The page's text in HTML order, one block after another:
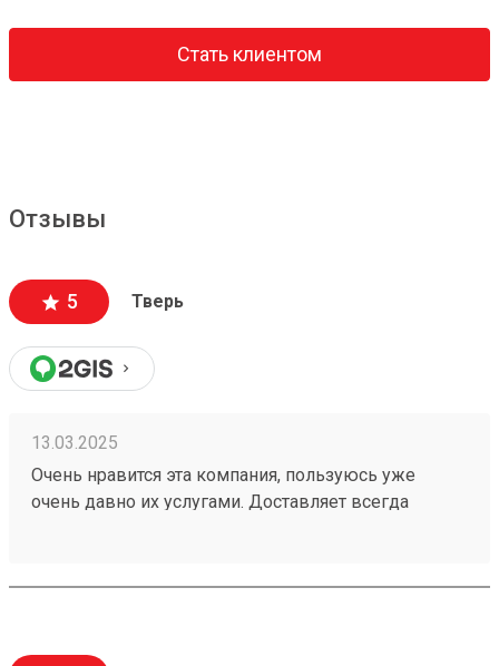
Стать клиентом
Отзывы
5 Тверь
13.03.2025
Очень нравится эта компания, пользуюсь уже
очень давно их услугами. Доставляет всегда
крайне редко), в общем, всем рекомендую. Номер